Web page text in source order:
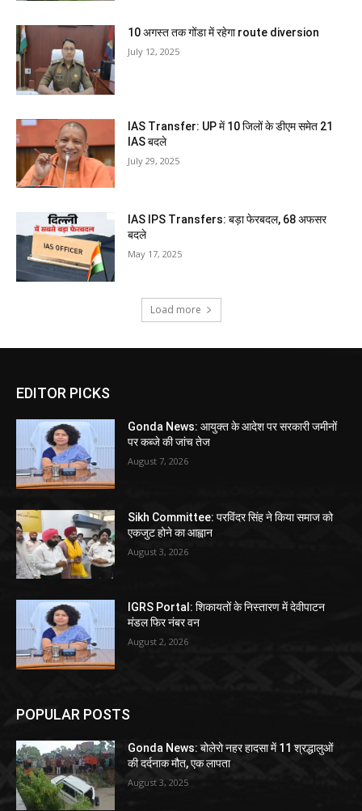
10 अगस्त तक गोंडा में रहेगा route diversion
July 12, 2025
IAS Transfer: UP में 10 जिलों के डीएम समेत 21
IAS बदले
July 29, 2025
IAS IPS Transfers: बड़ा फेरबदल, 68 अफसर
बदले
May 17, 2025
Load more
EDITOR PICKS
Gonda News: आयुक्त के आदेश पर सरकारी जमीनों
पर कब्जे की जांच तेज
August 7, 2026
Sikh Committee: परविंदर सिंह ने किया समाज को
एकजुट होने का आह्वान
August 3, 2026
IGRS Portal: शिकायतों के निस्तारण में देवीपाटन
मंडल फिर नंबर वन
August 2, 2026
POPULAR POSTS
Gonda News: बोलेरो नहर हादसा में 11 श्रद्धालुओं
की दर्दनाक मौत, एक लापता
August 3, 2025